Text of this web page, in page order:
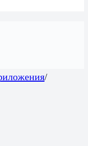
/